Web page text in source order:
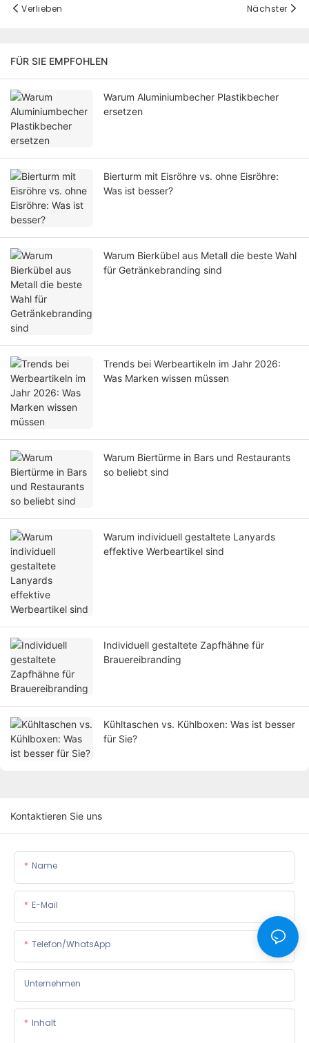
Verlieben Nächster
FÜR SIE EMPFOHLEN
Warum Aluminiumbecher Plastikbecher
ersetzen
Bierturm mit Eisröhre vs. ohne Eisröhre:
Was ist besser?
Warum Bierkübel aus Metall die beste Wahl
für Getränkebranding sind
Trends bei Werbeartikeln im Jahr 2026:
Was Marken wissen müssen
Warum Biertürme in Bars und Restaurants
so beliebt sind
Warum individuell gestaltete Lanyards
effektive Werbeartikel sind
Individuell gestaltete Zapfhähne für
Brauereibranding
Kühltaschen vs. Kühlboxen: Was ist besser
für Sie?
Kontaktieren Sie uns
Name
E-Mail
Telefon/WhatsApp
Unternehmen
Inhalt